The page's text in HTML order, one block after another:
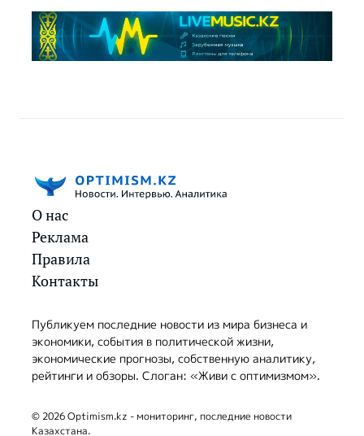
О нас
Реклама
Правила
Контакты
Публикуем последние новости из мира бизнеса и
экономики, события в политической жизни,
экономические прогнозы, собственную аналитику,
рейтинги и обзоры. Слоган: «Живи с оптимизмом».
© 2026 Optimism.kz - мониторинг, последние новости
Казахстана.